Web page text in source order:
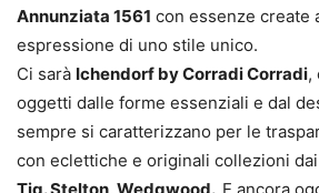
Annunziata 1561 con essenze create
espressione di uno stile unico.
Ci sarà Ichendorf by Corradi Corradi,
oggetti dalle forme essenziali e dal
sempre si caratterizzano per le
con eclettiche e originali collezioni